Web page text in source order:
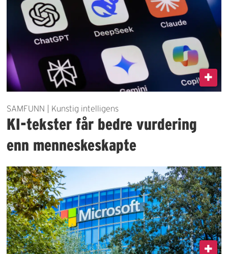
SAMFUNN | Kunstig intelligens
KI-tekster får bedre vurdering
enn menneskeskapte